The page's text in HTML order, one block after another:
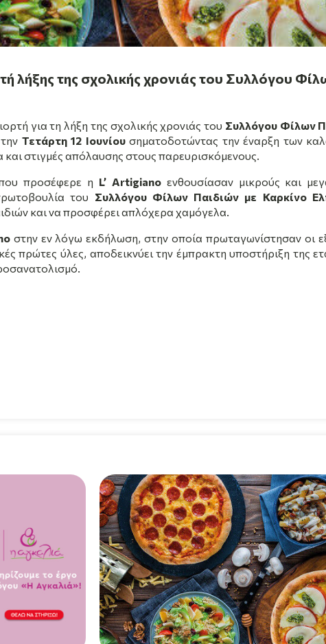
λήξης της σχολικής χρονιάς του Συλλόγου
για τη λήξη της σχολικής χρονιάς του Συλλόγου Φίλων
Τετάρτη 12 Ιουνίουσηματοδοτώντας την έναρξη των
στιγμές απόλαυσης στους παρευρισκόμενους.
που προσέφερε η L’ Artigiano ενθουσίασαν μικρούς και
του Συλλόγου Φίλων Παιδιών με Καρκίνο
και να προσφέρει απλόχερα χαμόγελα.
στην εν λόγω εκδήλωση, στην οποία πρωταγωνίστησαν οι
πρώτες ύλες, αποδεικνύει την έμπρακτη υποστήριξη της